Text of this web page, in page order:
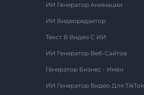
ИИ Генератор Анимации
ИИ Видеоредактор
Текст В Видео С ИИ
ИИ Генератор Веб-Сайтов
Генератор Бизнес - Имён
ИИ Генератор Видео Для TikTok